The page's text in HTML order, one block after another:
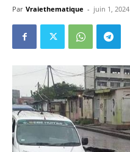
Par Vraiethematique - juin 1, 2024